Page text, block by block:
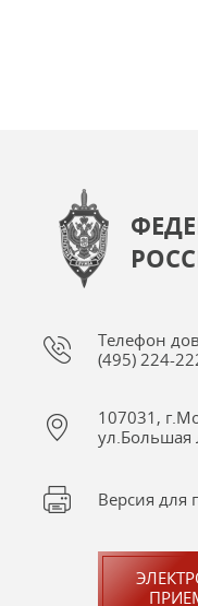
Телефон
(495) 224-
107031,
ул.Большая
Версия для